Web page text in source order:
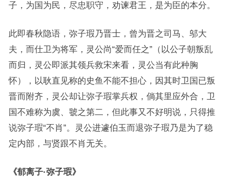
子，为国为民，尽忠职守，劝谏君王，是为臣的本分。
此即春秋隐语，弥子瑕乃晋士，曾为晋之司马、邬大
夫，而仕卫为将军，灵公尚“爱而任之”（以公子朝叛乱
而归，灵公即派其领兵救宋来看，灵公当有此种胸
怀），以耿直见称的史鱼不能不担心，因其时卫国已叛
晋而附齐，灵公却让弥子瑕掌兵权，倘其里应外合，卫
国不难称为虞、虢之第二，但此事又不好明说，只得推
说弥子瑕“不肖”。灵公进遽伯玉而退弥子瑕乃是为了稳
定内部，与贤跟不肖无关。
《郁离子·弥子瑕》